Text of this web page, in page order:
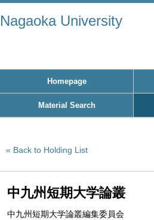
Nagaoka University
Homepage
Material Search
Back to Holding List
中九州短期大学論叢
中九州短期大学論叢編集委員会